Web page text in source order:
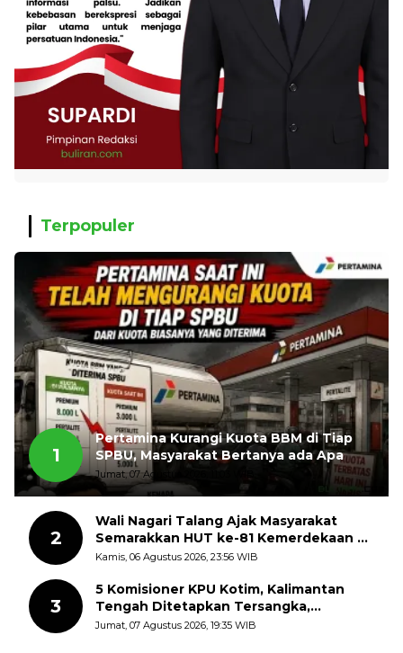
Terpopuler
1
Pertamina Kurangi Kuota BBM di Tiap
SPBU, Masyarakat Bertanya ada Apa
Jumat, 07 Agustus 2026, 11:03 WIB
2
Wali Nagari Talang Ajak Masyarakat
Semarakkan HUT ke-81 Kemerdekaan RI
dengan Mengibarkan Bendera Merah
Kamis, 06 Agustus 2026, 23:56 WIB
3
5 Komisioner KPU Kotim, Kalimantan
Tengah Ditetapkan Tersangka,
Kerugian Negara ditaksir 10 Milyard
Jumat, 07 Agustus 2026, 19:35 WIB